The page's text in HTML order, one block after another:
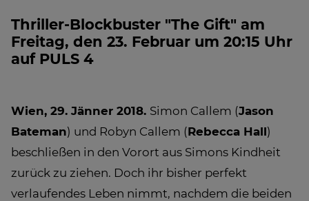
Thriller-Blockbuster "The Gift" am
Freitag, den 23. Februar um 20:15 Uhr
auf PULS 4
Wien, 29. Jänner 2018. Simon Callem (Jason
Bateman) und Robyn Callem (Rebecca Hall)
beschließen in den Vorort aus Simons Kindheit
zurück zu ziehen. Doch ihr bisher perfekt
verlaufendes Leben nimmt, nachdem die beiden